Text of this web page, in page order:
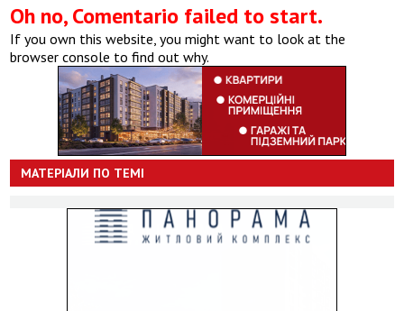
Oh no, Comentario failed to start.
If you own this website, you might want to look at the
browser console to find out why.
МАТЕРІАЛИ ПО ТЕМІ